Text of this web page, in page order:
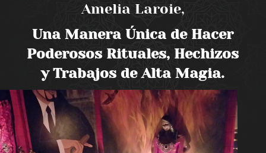
Amelia Laroie,
Una Manera Única de Hacer
Poderosos Rituales, Hechizos
y Trabajos de Alta Magia.